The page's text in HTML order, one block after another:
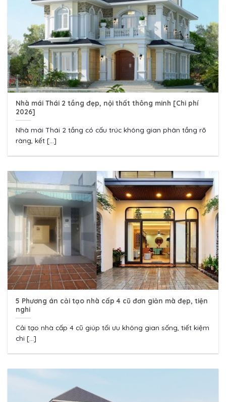
Nhà mái Thái 2 tầng đẹp, nội thất thông minh [Chi phí
2026]
Nhà mái Thái 2 tầng có cấu trúc không gian phân tầng rõ
ràng, kết [...]
5 Phương án cải tạo nhà cấp 4 cũ đơn giản mà đẹp, tiện
nghi
Cải tạo nhà cấp 4 cũ giúp tối ưu không gian sống, tiết kiệm
chi [...]